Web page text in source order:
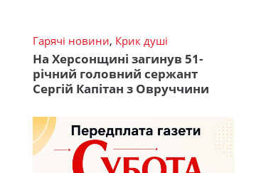
Гарячі новини, Крик душі
На Херсонщині загинув 51-
річний головний сержант
Сергій Капітан з Овруччини